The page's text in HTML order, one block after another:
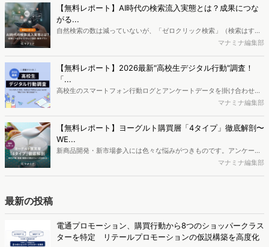
データを活用し、Web上の消費者行動を起点とした競合サイト分析や
消費者分析が可能です。今回はDockpitならではの利便性の高い機能
や活用方法を解説します。
【無料レポート】AI時代の検索流入実態とは？成果につな
がる...
自然検索の数は減っていないが、「ゼロクリック検索」（検索はする
がページには流入しない）の割合が増加しているのが、AI時代の検索
か、また、要因を理解した上で、成果に確実につながるコンテンツを
制作するにはどうするべきなのでしょうか。本レポートはこのような
疑問をお抱えのSEO・Webマーケティングご担当者様におすすめの内
容となっています。※本レポートは記事のフォームから無料でダウン
マナミナ編集部
【無料レポート】2026最新"高校生デジタル行動"調査！
「...
高校生のスマートフォン行動ログとアンケートデータを掛け合わせ、
最新の若年層（高校生）におけるデジタル行動実態やSNSの利用傾向
ち、スマートフォンを取り巻く環境が成熟するなか、新興SNSの台頭
により高校生のデジタルライフスタイルは新たな変化を見せていま
す。※資料は記事内の入力フォームより、ダウンロードいただけま
マナミナ編集部
【無料レポート】ヨーグルト購買層「4タイプ」徹底解剖〜
WE...
新商品開発・新市場参入には色々な悩みがつきものです。アンケート
調査を実施しても、購買実態が不透明、新商品の受容性も判断しきれ
ポートとなっています。※本レポートは記事のフォームから無料でダ
ウンロードできます。
マナミナ編集部
最新の投稿
電通プロモーション、購買行動から8つのショッパークラス
ターを特定 リテールプロモーションの仮説構築を高度化